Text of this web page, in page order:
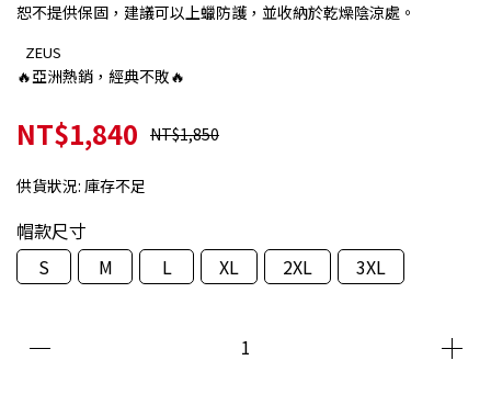
恕不提供保固，建議可以上蠟防護，並收納於乾燥陰涼處。
ZEUS
🔥亞洲熱銷，經典不敗🔥
NT$1,840 NT$1,850
供貨狀況: 庫存不足
帽款尺寸
S
M L XL 2XL 3XL